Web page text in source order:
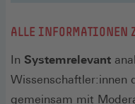
ALLE INFORMATIONEN
In Systemrelevant
Wissenschaftler:innen
gemeinsam mit